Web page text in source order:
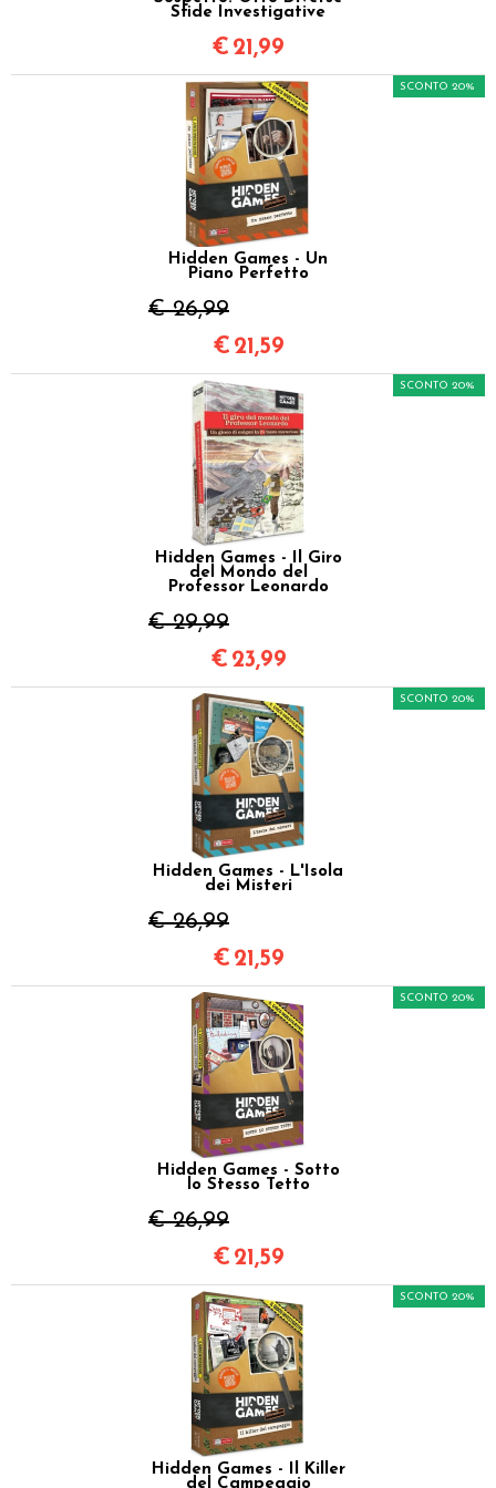
Sfide Investigative
€ 21,99
Hidden Games - Un
Piano Perfetto
€ 26,99
SCONTO 20%
€ 21,59
Hidden Games - Il Giro
del Mondo del
Professor Leonardo
€ 29,99
SCONTO 20%
€ 23,99
Hidden Games - L'Isola
dei Misteri
€ 26,99
SCONTO 20%
€ 21,59
Hidden Games - Sotto
lo Stesso Tetto
€ 26,99
SCONTO 20%
€ 21,59
Hidden Games - Il Killer
del Campeggio
SCONTO 20%